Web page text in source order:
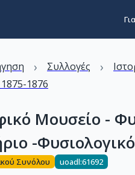
› Συλλογές ›
1876
Μουσείο -
-
Συνόλου uoadl:61692